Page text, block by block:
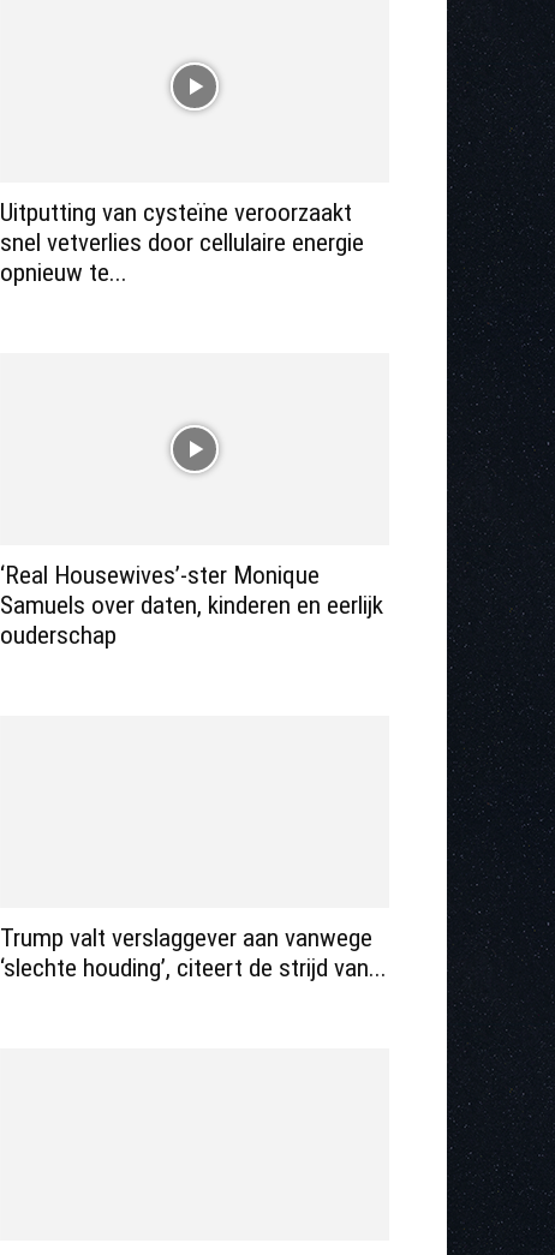
Uitputting van cysteïne veroorzaakt
snel vetverlies door cellulaire energie
opnieuw te...
‘Real Housewives’-ster Monique
Samuels over daten, kinderen en eerlijk
ouderschap
Trump valt verslaggever aan vanwege
‘slechte houding’, citeert de strijd van...